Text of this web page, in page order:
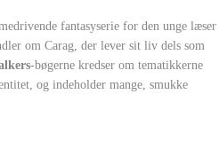
fantasyserie for den unge læser
om Carag, der lever sit liv dels som
-bøgerne kredser om tematikkerne
og indeholder mange, smukke